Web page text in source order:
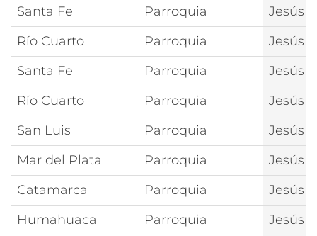
Santa Fe
Parroquia
Jesús
Río Cuarto
Parroquia
Jesús
Santa Fe
Parroquia
Jesús
Río Cuarto
Parroquia
Jesús
San Luis
Parroquia
Jesús
Mar del Plata
Parroquia
Jesús
Catamarca
Parroquia
Jesús
Humahuaca
Parroquia
Jesús